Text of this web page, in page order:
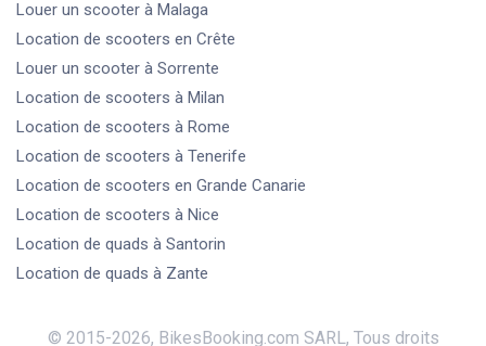
Louer un scooter à Malaga
Location de scooters en Crête
Louer un scooter à Sorrente
Location de scooters à Milan
Location de scooters à Rome
Location de scooters à Tenerife
Location de scooters en Grande Canarie
Location de scooters à Nice
Location de quads à Santorin
Location de quads à Zante
© 2015-2026, BikesBooking.com SARL, Tous droits